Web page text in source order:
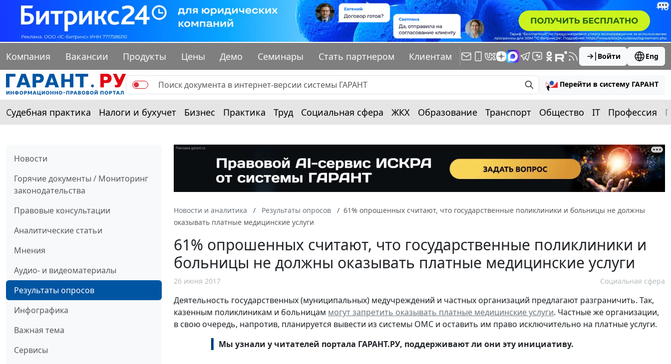
Компания Вакансии Продукты Цены Демо Семинары Стать партнером Клиентам Войти Eng
Перейти в систему ГАРАНТ
Судебная практика Налоги и бухучет Бизнес Практика Труд Социальная сфера ЖКХ Образование Транспорт Общество IT Профессия
Новости
Горячие документы / Мониторинг
законодательства
Правовые консультации
Аналитические статьи
Мнения
Аудио- и видеоматериалы
Результаты опросов
Инфографика
Важная тема
Сервисы
Новости и аналитика Результаты опросов
61% опрошенных считают, что государственные поликлиники и больницы не должны
оказывать платные медицинские услуги
61% опрошенных считают, что государственные поликлиники и
больницы не должны оказывать платные медицинские услуги
26 июня 2017 Социальная сфера
Деятельность государственных (муниципальных) медучреждений и частных организаций предлагают разграничить. Так,
казенным поликлиникам и больницам могут запретить оказывать платные медицинские услуги. Частные же организации,
в свою очередь, напротив, планируется вывести из системы ОМС и оставить им право исключительно на платные услуги.
Мы узнали у читателей портала ГАРАНТ.РУ, поддерживают ли они эту инициативу.